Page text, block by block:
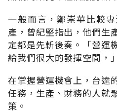
一般而言，鄭崇華比較
產，曾紀堅指出，他們生
定都是先斬後奏。「營運
給我們很大的發揮空間，
在掌握營運機會上，台達
任務，生產、財務的人就
策。